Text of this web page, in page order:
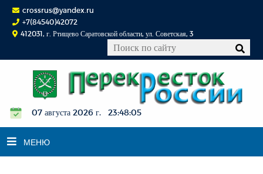
crossrus@yandex.ru
+7(84540)42072
412031, г. Ртищево Саратовской области, ул. Советская, 3
07 августа 2026 г. 23:48:06
МЕНЮ